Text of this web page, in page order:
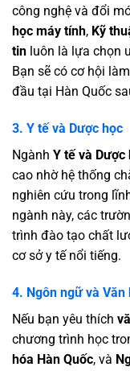
công nghệ và đổi
học máy tính, Kỹ
tin luôn là lựa chọn
Bạn sẽ có cơ hội
đầu tại Hàn Quốc
3. Y tế và Dược học
Ngành Y tế và Dược
cao nhờ hệ thống
nghiên cứu trong
ngành này, các
trình đào tạo chất
cơ sở y tế nổi tiếng.
4. Ngôn ngữ và Văn
Nếu bạn yêu thích
chương trình học
hóa Hàn Quốc, và